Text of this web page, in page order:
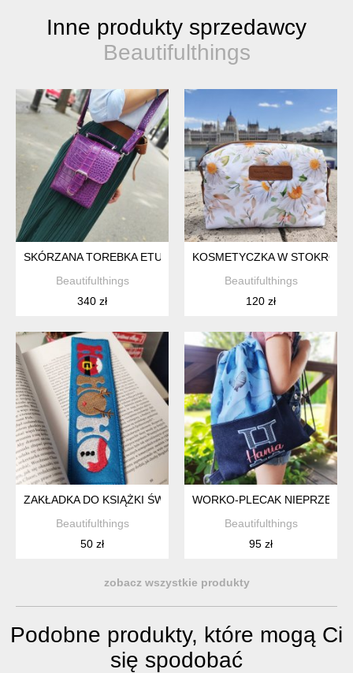
Inne produkty sprzedawcy
Beautifulthings
SKÓRZANA TOREBKA ETUI NA TELEFON FIOLETOWA
Beautifulthings
340 zł
KOSMETYCZKA W
Beautifulthings
120 zł
ZAKŁADKA DO KSIĄŻKI ŚWIĄTECZNA HOHOHO
Beautifulthings
50 zł
WORKO-PLECAK
Beautifulthings
95 zł
zobacz wszystkie produkty
Podobne produkty, które mogą Ci
się spodobać